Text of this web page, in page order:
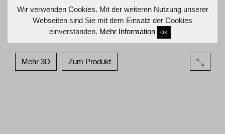
Wir verwenden Cookies. Mit der weiteren Nutzung unserer
Webseiten sind Sie mit dem Einsatz der Cookies
einverstanden. Mehr Information OK
Mehr 3D Zum Produkt